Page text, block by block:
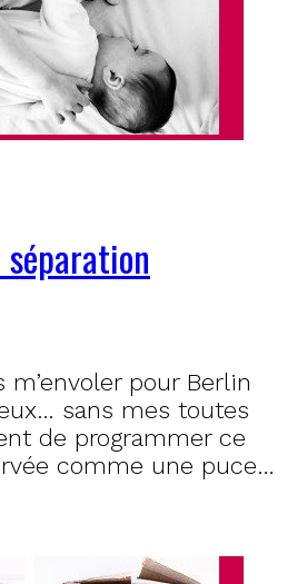
séparation
pour Berlin
sans mes toutes
de programmer ce
comme une puce…